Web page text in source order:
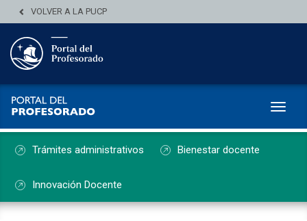
VOLVER A LA PUCP
Trámites administrativos Bienestar docente
Innovación Docente